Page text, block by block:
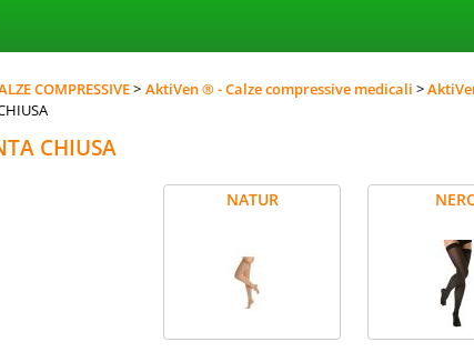
COMPRESSIVE AktiVen ® - Calze compressive medicali
CHIUSA
NATUR